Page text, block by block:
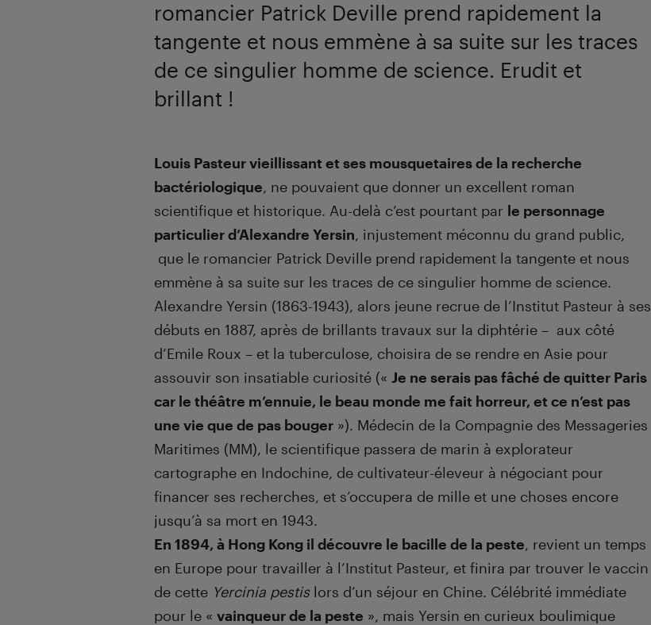
romancier Patrick Deville prend rapidement la
tangente et nous emmène à sa suite sur les traces
de ce singulier homme de science. Erudit et
brillant !
Introduction
Louis Pasteur vieillissant et ses mousquetaires de la recherche
bactériologique, ne pouvaient que donner un excellent roman
scientifique et historique. Au-delà c’est pourtant par le personnage
particulier d’Alexandre Yersin, injustement méconnu du grand public,
que le romancier Patrick Deville prend rapidement la tangente et nous
emmène à sa suite sur les traces de ce singulier homme de science.
Alexandre Yersin (1863-1943), alors jeune recrue de l’Institut Pasteur à ses
débuts en 1887, après de brillants travaux sur la diphtérie – aux côté
d’Emile Roux – et la tuberculose, choisira de se rendre en Asie pour
assouvir son insatiable curiosité (« Je ne serais pas fâché de quitter Paris
car le théâtre m’ennuie, le beau monde me fait horreur, et ce n’est pas
une vie que de pas bouger »). Médecin de la Compagnie des Messageries
Maritimes (MM), le scientifique passera de marin à explorateur
cartographe en Indochine, de cultivateur-éleveur à négociant pour
financer ses recherches, et s’occupera de mille et une choses encore
jusqu’à sa mort en 1943.
En 1894, à Hong Kong il découvre le bacille de la peste, revient un temps
en Europe pour travailler à l’Institut Pasteur, et finira par trouver le vaccin
de cette Yercinia pestislors d’un séjour en Chine. Célébrité immédiate
pour le « vainqueur de la peste », mais Yersin en curieux boulimique